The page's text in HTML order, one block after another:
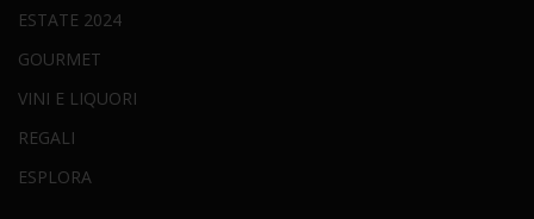
ESTATE 2024
GOURMET
VINI E LIQUORI
REGALI
ESPLORA